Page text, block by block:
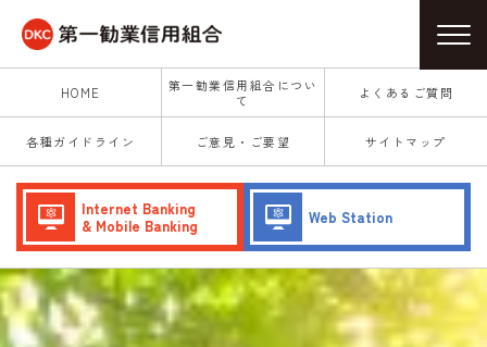
HOME
第一勧業信用組合につい
て
よくあるご質問
各種ガイドライン ご意見・ご要望 サイトマップ
Internet Banking
& Mobile Banking
Web Station